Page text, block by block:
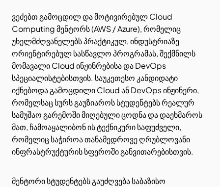
ვეძებთ გამოცდილ და მოტივირებულ Cloud
Computing მენტორს (AWS / Azure), რომელიც
უხელმძღვანელებს პრაქტიკულ, ინდუსტრიაზე
ორიენტირებულ სასწავლო პროგრამას, შექმნილს
მომავალი Cloud ინჟინრებისა და DevOps
სპეციალისტებისთვის. საუკეთესო კანდიდატი
იქნებოდა გამოცდილი Cloud ან DevOps ინჟინერი,
რომელსაც სურს გაუზიაროს სტუდენტებს რეალურ
სამუშაო გარემოში მიღებული ცოდნა და დაეხმაროს
მათ, ჩამოაყალიბონ ის ტექნიკური საფუძველი,
რომელიც საჭიროა თანამედროვე ღრუბლოვანი
ინფრასტრუქტურის სფეროში განვითარებისთვის.
მენტორი სტუდენტებს გაუძღვება საბაზისო